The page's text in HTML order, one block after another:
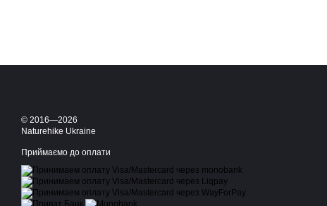
© 2016—2026
Naturehike Ukraine
Приймаємо до оплати